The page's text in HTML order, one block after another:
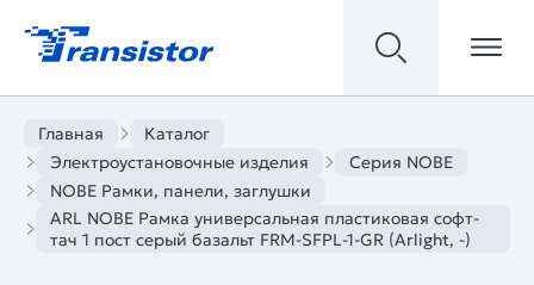
Главная
Каталог
Электроустановочные изделия
Серия NOBE
NOBE Рамки, панели, заглушки
ARL NOBE Рамка универсальная пластиковая софт-
тач 1 пост серый базальт FRM-SFPL-1-GR (Arlight, -)